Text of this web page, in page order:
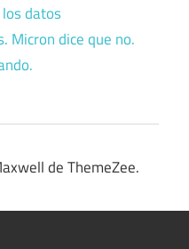
datos
Micron dice que no.
de ThemeZee.